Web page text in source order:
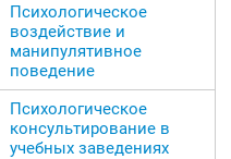
Психологическое
воздействие и
манипулятивное
поведение
Психологическое
консультирование в
учебных заведениях